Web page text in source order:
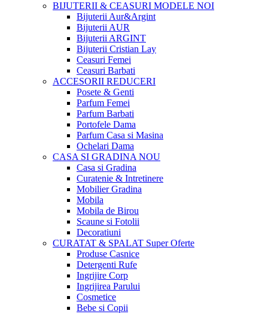
BIJUTERII & CEASURI MODELE NOI
Bijuterii Aur&Argint
Bijuterii AUR
Bijuterii ARGINT
Bijuterii Cristian Lay
Ceasuri Femei
Ceasuri Barbati
ACCESORII REDUCERI
Posete & Genti
Parfum Femei
Parfum Barbati
Portofele Dama
Parfum Casa si Masina
Ochelari Dama
CASA SI GRADINANOU
Casa si Gradina
Curatenie & Intretinere
Mobilier Gradina
Mobila
Mobila de Birou
Scaune si Fotolii
Decoratiuni
CURATAT & SPALAT Super Oferte
Produse Casnice
Detergenti Rufe
Ingrijire Corp
Ingrijirea Parului
Cosmetice
Bebe si Copii